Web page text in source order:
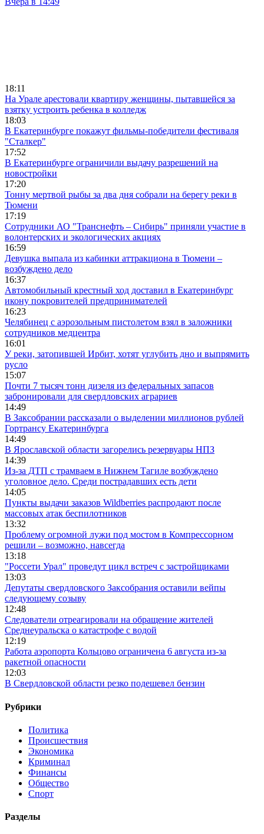
18:11
На Урале арестовали квартиру женщины, пытавшейся за
взятку устроить ребенка в колледж
18:03
В Екатеринбурге покажут фильмы-победители фестиваля
"Сталкер"
17:52
В Екатеринбурге ограничили выдачу разрешений на
новостройки
17:20
Тонну мертвой рыбы за два дня собрали на берегу реки в
Тюмени
17:19
Сотрудники АО "Транснефть – Сибирь" приняли участие в
волонтерских и экологических акциях
16:59
Девушка выпала из кабинки аттракциона в Тюмени –
возбуждено дело
16:37
Автомобильный крестный ход доставил в Екатеринбург
икону покровителей предпринимателей
16:23
Челябинец с аэрозольным пистолетом взял в заложники
сотрудников медцентра
16:01
У реки, затопившей Ирбит, хотят углубить дно и выпрямить
русло
15:07
Почти 7 тысяч тонн дизеля из федеральных запасов
забронировали для свердловских аграриев
14:49
В Заксобрании рассказали о выделении миллионов рублей
Гортрансу Екатеринбурга
14:49
В Ярославской области загорелись резервуары НПЗ
14:39
Из-за ДТП с трамваем в Нижнем Тагиле возбуждено
уголовное дело. Среди пострадавших есть дети
14:05
Пункты выдачи заказов Wildberries распродают после
массовых атак беспилотников
13:32
Проблему огромной лужи под мостом в Компрессорном
решили – возможно, навсегда
13:18
"Россети Урал" проведут цикл встреч с застройщиками
13:03
Депутаты свердловского Заксобрания оставили вейпы
следующему созыву
12:48
Следователи отреагировали на обращение жителей
Среднеуральска о катастрофе с водой
12:19
Работа аэропорта Кольцово ограничена 6 августа из-за
ракетной опасности
12:03
В Свердловской области резко подешевел бензин
Рубрики
Политика
Происшествия
Экономика
Криминал
Финансы
Общество
Спорт
Разделы